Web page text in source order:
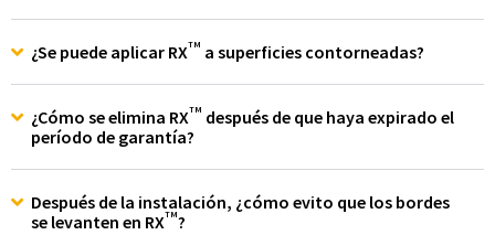
¿Se puede aplicar RXTM a superficies contorneadas?
¿Cómo se elimina RXTM después de que haya expirado el
período de garantía?
Después de la instalación, ¿cómo evito que los bordes
se levanten en RXTM?